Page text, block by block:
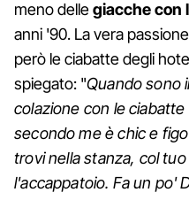
meno dellegiacche con
anni '90. La vera
però le ciabatte degli
spiegato: "Quando sono
colazione con le
secondo me è chic e
trovi nella stanza, col
l'accappatoio. Fa un po'